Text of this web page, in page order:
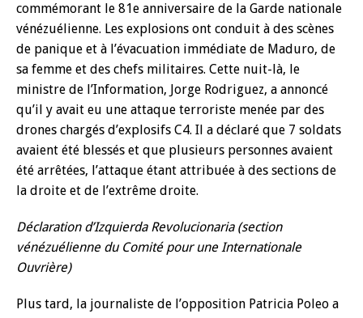
commémorant le 81e anniversaire de la Garde nationale
vénézuélienne. Les explosions ont conduit à des scènes
de panique et à l’évacuation immédiate de Maduro, de
sa femme et des chefs militaires. Cette nuit-là, le
ministre de l’Information, Jorge Rodriguez, a annoncé
qu’il y avait eu une attaque terroriste menée par des
drones chargés d’explosifs C4. Il a déclaré que 7 soldats
avaient été blessés et que plusieurs personnes avaient
été arrêtées, l’attaque étant attribuée à des sections de
la droite et de l’extrême droite.
Déclaration d’Izquierda Revolucionaria (section
vénézuélienne du Comité pour une Internationale
Ouvrière)
Plus tard, la journaliste de l’opposition Patricia Poleo a